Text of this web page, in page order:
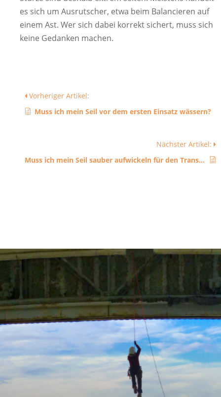
es sich um Ausrutscher, etwa beim Balancieren auf
einem Ast. Wer sich dabei korrekt sichert, muss sich
keine Gedanken machen.
Vorheriger Artikel:
Muss ich mein Seil vor dem ersten Einsatz wässern?
Nächster Artikel:
Muss ich mein Seil sauber aufwickeln für den Transport?